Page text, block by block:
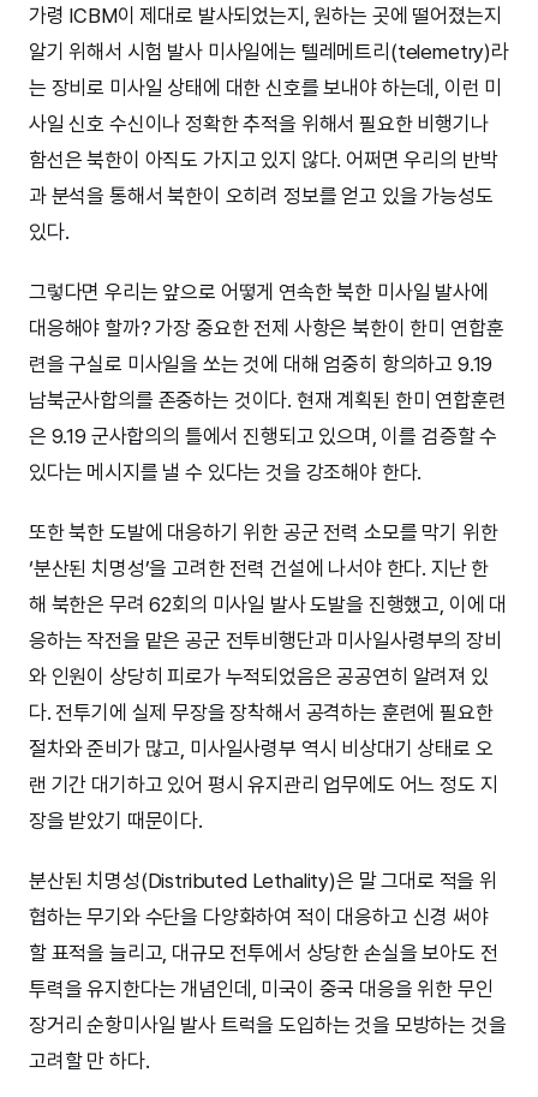
가령 ICBM이 제대로 발사되었는지, 원하는 곳에 떨어졌는지
알기 위해서 시험 발사 미사일에는 텔레메트리(telemetry)라
는 장비로 미사일 상태에 대한 신호를 보내야 하는데, 이런 미
사일 신호 수신이나 정확한 추적을 위해서 필요한 비행기나
함선은 북한이 아직도 가지고 있지 않다. 어쩌면 우리의 반박
과 분석을 통해서 북한이 오히려 정보를 얻고 있을 가능성도
있다.
그렇다면 우리는 앞으로 어떻게 연속한 북한 미사일 발사에
대응해야 할까? 가장 중요한 전제 사항은 북한이 한미 연합훈
련을 구실로 미사일을 쏘는 것에 대해 엄중히 항의하고 9.19
남북군사합의를 존중하는 것이다. 현재 계획된 한미 연합훈련
은 9.19 군사합의의 틀에서 진행되고 있으며, 이를 검증할 수
있다는 메시지를 낼 수 있다는 것을 강조해야 한다.
또한 북한 도발에 대응하기 위한 공군 전력 소모를 막기 위한
‘분산된 치명성’을 고려한 전력 건설에 나서야 한다. 지난 한
해 북한은 무려 62회의 미사일 발사 도발을 진행했고, 이에 대
응하는 작전을 맡은 공군 전투비행단과 미사일사령부의 장비
와 인원이 상당히 피로가 누적되었음은 공공연히 알려져 있
다. 전투기에 실제 무장을 장착해서 공격하는 훈련에 필요한
절차와 준비가 많고, 미사일사령부 역시 비상대기 상태로 오
랜 기간 대기하고 있어 평시 유지관리 업무에도 어느 정도 지
장을 받았기 때문이다.
분산된 치명성(Distributed Lethality)은 말 그대로 적을 위
협하는 무기와 수단을 다양화하여 적이 대응하고 신경 써야
할 표적을 늘리고, 대규모 전투에서 상당한 손실을 보아도 전
투력을 유지한다는 개념인데, 미국이 중국 대응을 위한 무인
장거리 순항미사일 발사 트럭을 도입하는 것을 모방하는 것을
고려할 만 하다.